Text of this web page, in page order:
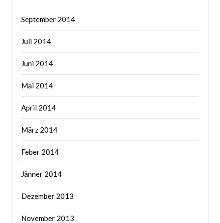
September 2014
Juli 2014
Juni 2014
Mai 2014
April 2014
März 2014
Feber 2014
Jänner 2014
Dezember 2013
November 2013